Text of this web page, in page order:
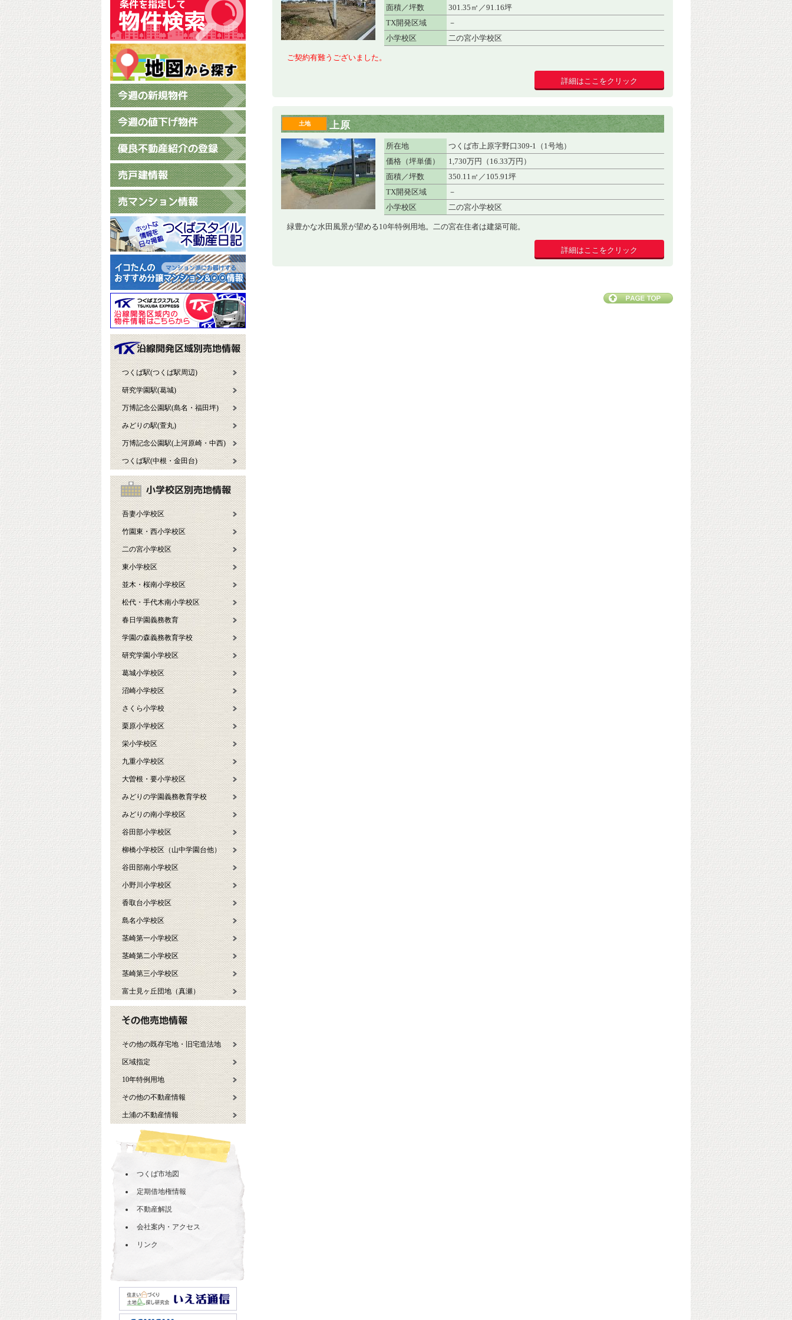
つくば駅(つくば駅周辺)
研究学園駅(葛城)
万博記念公園駅(島名・福田坪)
みどりの駅(萱丸)
万博記念公園駅(上河原崎・中西)
つくば駅(中根・金田台)
吾妻小学校区
竹園東・西小学校区
二の宮小学校区
東小学校区
並木・桜南小学校区
松代・手代木南小学校区
春日学園義務教育
学園の森義務教育学校
研究学園小学校区
葛城小学校区
沼崎小学校区
さくら小学校
栗原小学校区
栄小学校区
九重小学校区
大曽根・要小学校区
みどりの学園義務教育学校
みどりの南小学校区
谷田部小学校区
柳橋小学校区（山中学園台他）
谷田部南小学校区
小野川小学校区
香取台小学校区
島名小学校区
茎崎第一小学校区
茎崎第二小学校区
茎崎第三小学校区
富士見ヶ丘団地（真瀬）
その他の既存宅地・旧宅造法地
区域指定
10年特例用地
その他の不動産情報
土浦の不動産情報
つくば市地図
定期借地権情報
不動産解説
会社案内・アクセス
リンク
面積／坪数
301.35㎡／91.16坪
TX開発区域
－
小学校区
二の宮小学校区
ご契約有難うございました。
詳細はここをクリック
土地 上原
所在地
つくば市上原字野口309-1（1号地）
価格（坪単価）
1,730万円（16.33万円）
面積／坪数
350.11㎡／105.91坪
TX開発区域
－
小学校区
二の宮小学校区
緑豊かな水田風景が望める10年特例用地。二の宮在住者は建築可能。
詳細はここをクリック